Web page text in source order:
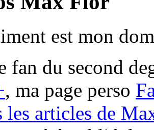
est mon
fan du second
, ma page perso
les articles de